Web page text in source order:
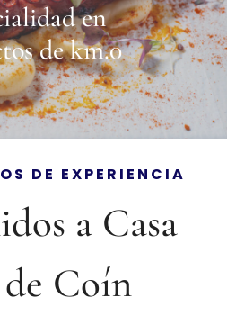
en
de km.0
DE EXPERIENCIA
a Casa
Coín